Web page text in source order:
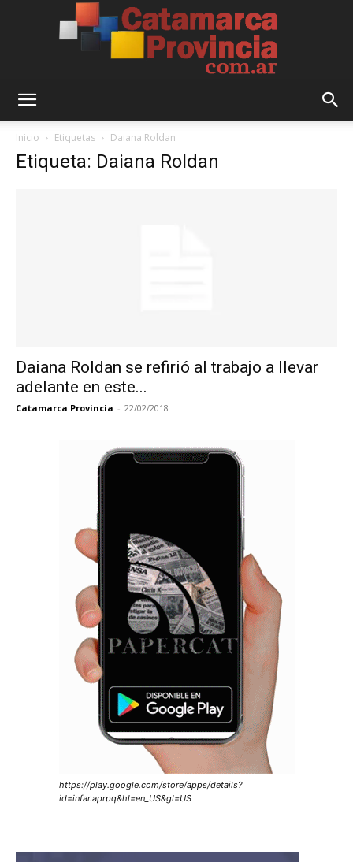
Inicio Etiquetas Daiana Roldan
Etiqueta: Daiana Roldan
Daiana Roldan se refirió al trabajo a llevar
adelante en este...
Catamarca Provincia - 22/02/2018
https://play.google.com/store/apps/details?
id=infar.aprpq&hl=en_US&gl=US